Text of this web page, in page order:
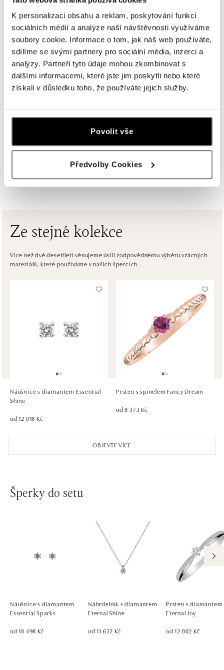
K personalizaci obsahu a reklam, poskytování funkcí
sociálních médií a analýze naší návštěvnosti využíváme
soubory cookie. Informace o tom, jak náš web používáte,
sdílíme se svými partnery pro sociální média, inzerci a
analýzy. Partneři tyto údaje mohou zkombinovat s
dalšími informacemi, které jste jim poskytli nebo které
získali v důsledku toho, že používáte jejich služby.
Povolit vše
Předvolby Cookies
tel.: +420604389337
dnes otevřeno od 10:00
ALOve Westfield Černý most, Praha 9
Chlumecká 765/6, 198 19 Praha 9
tel.: +420735703904
dnes otevřeno od 09:00
ALOve Westfield, Praha 4 - Chodov
Roztylská 2321/19, 148 00 Praha 4 - Chodov
dnes otevřeno od 09:00
ALOve OC Aupark, Bratislava
ALOve OC Eurovea, Bratislava
Pribinova 8, 811 09 Bratislava
tel.: +421917090467
tel.: +421 917 090 372
dnes otevřeno od 10:00
HALADA OC Eurovea, Bratislava
Pribinova 8, 811 09 Bratislava
dnes otevřeno od 10:00
ZOBRAZIT VŠECHNY BUTIKY
Ze stejné kolekce
Více než dvě desetiletí věnujeme úsilí zodpovědnému výběru vzácných
materiálů, které používáme v našich špercích.
OBJEVTE VÍCE
Náušnice s diamantem Essential
Shine
od 12 018 Kč
Prsten s spinelem Fancy Dream
od 8 373 Kč
Šperky do setu
Náušnice s diamantem
Essential Sparks
od 18 498 Kč
Náhrdelník s diamantem
Eternal Shine
od 11 632 Kč
Prsten s diamantem
Eternal Joy
od 12 002 Kč